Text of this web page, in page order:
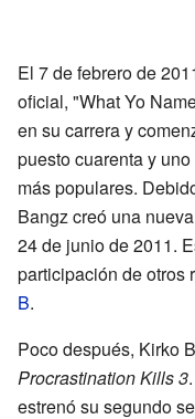
El 7 de febrero de
oficial, "What Yo
en su carrera y
puesto cuarenta y
más populares.
Bangz creó una
24 de junio de 2011.
participación de otros
B.
Poco después, Kirko
Procrastination Kills 3
estrenó su segundo